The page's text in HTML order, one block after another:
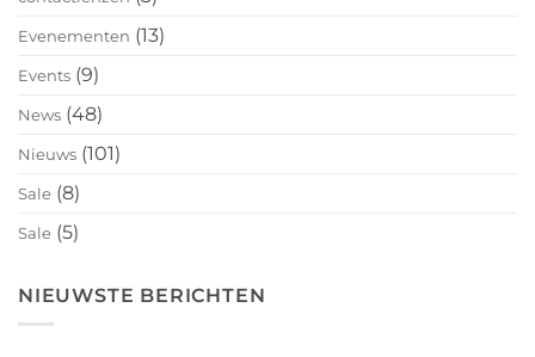
Evenementen (13)
Events (9)
News (48)
Nieuws (101)
Sale (8)
Sale (5)
NIEUWSTE BERICHTEN